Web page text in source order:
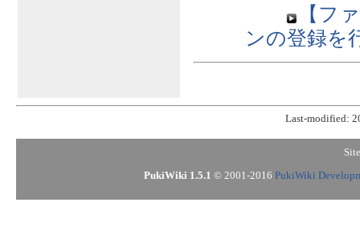
【フ
ンの登録を
Last-modified:
PukiWiki 1.5.1 © 2001-2016 PukiWiki